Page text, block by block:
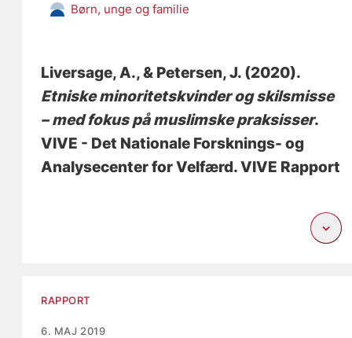
Børn, unge og familie
Liversage, A., & Petersen, J. (2020).
Etniske minoritetskvinder og skilsmisse
– med fokus på muslimske praksisser.
VIVE - Det Nationale Forsknings- og
Analysecenter for Velfærd. VIVE Rapport
RAPPORT
6. MAJ 2019